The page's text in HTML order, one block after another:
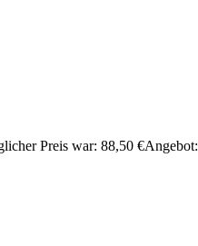
Preis war: 88,50 €Angebot: